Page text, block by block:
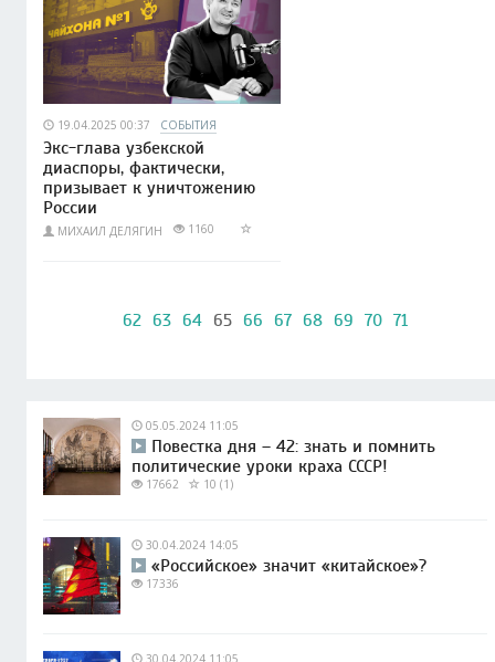
19.04.2025 00:37 СОБЫТИЯ
Экс-глава узбекской
диаспоры, фактически,
призывает к уничтожению
России
МИХАИЛ ДЕЛЯГИН 1160
62 63 64 65 66 67 68 69 70 71
05.05.2024 11:05
Повестка дня – 42: знать и помнить
политические уроки краха СССР!
17662 10 (1)
30.04.2024 14:05
«Российское» значит «китайское»?
17336
30.04.2024 11:05